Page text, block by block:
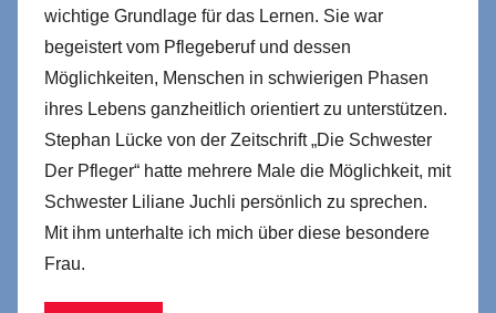
wichtige Grundlage für das Lernen. Sie war
begeistert vom Pflegeberuf und dessen
Möglichkeiten, Menschen in schwierigen Phasen
ihres Lebens ganzheitlich orientiert zu unterstützen.
Stephan Lücke von der Zeitschrift „Die Schwester
Der Pfleger“ hatte mehrere Male die Möglichkeit, mit
Schwester Liliane Juchli persönlich zu sprechen.
Mit ihm unterhalte ich mich über diese besondere
Frau.